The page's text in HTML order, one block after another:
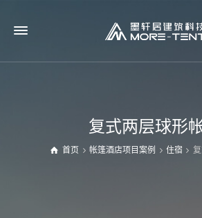
复式两层球形
首页 帐篷酒店项目案例 住宿